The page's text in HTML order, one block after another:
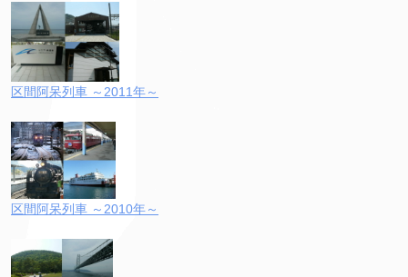
区間阿呆列車 ～2011年～
区間阿呆列車 ～2010年～